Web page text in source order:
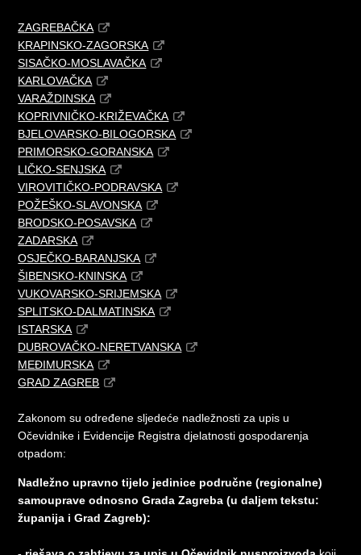
ZAGREBAČKA
KRAPINSKO-ZAGORSKA
SISAČKO-MOSLAVAČKA
KARLOVAČKA
VARAŽDINSKA
KOPRIVNIČKO-KRIŽEVAČKA
BJELOVARSKO-BILOGORSKA
PRIMORSKO-GORANSKA
LIČKO-SENJSKA
VIROVITIČKO-PODRAVSKA
POŽEŠKO-SLAVONSKA
BRODSKO-POSAVSKA
ZADARSKA
OSJEČKO-BARANJSKA
ŠIBENSKO-KNINSKA
VUKOVARSKO-SRIJEMSKA
SPLITSKO-DALMATINSKA
ISTARSKA
DUBROVAČKO-NERETVANSKA
MEĐIMURSKA
GRAD ZAGREB
Zakonom su određene sljedeće nadležnosti za upis u
Očevidnike i Evidencije Registra djelatnosti gospodarenja
otpadom:
Nadležno upravno tijelo jedinice područne (regionalne)
samouprave odnosno Grada Zagreba (u daljem tekstu:
županija i Grad Zagreb):